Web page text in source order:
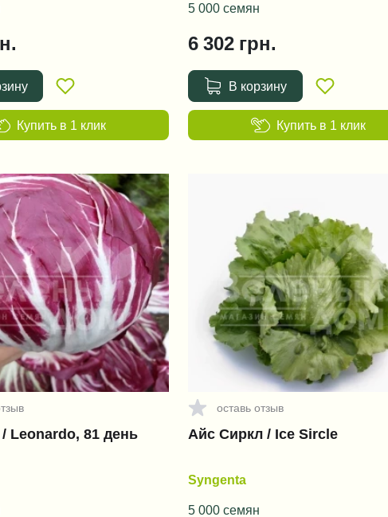
Купить в 1 клик
5 000 семян
6 302грн.
В корзину
Купить в 1 клик
Leonardo, 81 день
оставь отзыв
Айс Сиркл / Ice Sircle
Syngenta
5 000 семян